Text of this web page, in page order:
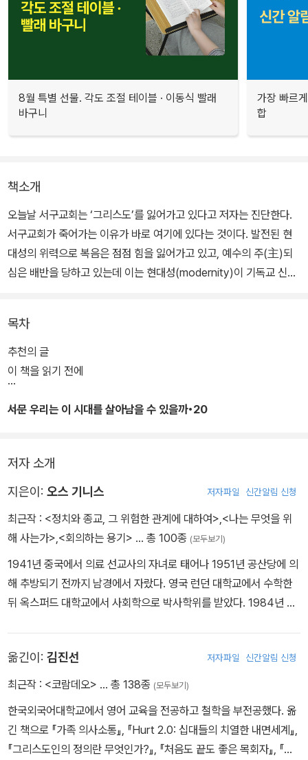
8월 특별 선물. 각도 조절 테이블 · 이동식 빨래
바구니
가장 빠르
합
책소개
오늘날 서구교회는 ‘그리스도’를 잃어가고 있다고 저자는 진단한다.
서구교회가 죽어가는 이유가 바로 여기에 있다는 것이다. 발전된 현
대성의 위력으로 복음은 점점 힘을 잃어가고 있고, 예수의 주(主)되
심은 배반을 당하고 있는데 이는 현대성(modernity)이 기독교 신앙
교회의 현실이라고 진단하지만 또한 한국교회의 현실이기도 하다. 오
스 기니스는 이 책에서 당신에게 “지금, 예수님이 주(主)인가, 현대성
의 세력들이 주인가?” 묻고 있다.
진보 세속주의와 급진 이슬람이 기승을 부리는 요즘의 상황에서 거침
한다. 어떤 대가를 치르더라도 모든 어려움에 맞서 복음을 신뢰하고,
복음에 순종하며 살아야 한다는 것이다. 발전된 현대세계에서 교회에
것이기 때문이다.
목차
추천의 글
이 책을 읽기 전에
서문 우리는 이 시대를 살아남을 수 있을까•20
저자 소개
지은이: 오스 기니스 저자파일 신간알림 신청
최근작 : <정치와 종교, 그 위험한 관계에 대하여> <나는 무엇을 위
해 사는가> <회의하는 용기> … 총 100종 (모두보기)
1941년 중국에서 의료 선교사의 자녀로 태어나 1951년 공산당에 의
해 추방되기 전까지 남경에서 자랐다. 영국 런던 대학교에서 수학한
뒤 옥스퍼드 대학교에서 사회학으로 박사학위를 받았다. 1984년 이
육, 출판을 목적으로 세워진 브루킹스 연구소의 객원 연구원과 미국
내 종교의 자유를 주 연구 대상으로 하는 단체인 윌리엄스버그 헌장
그 헌장(수정헌법 제1조의 종교적 자유에 대한 공식적인 200주년 기
념사)을 주도하여 통과시켰다. 1991년 트리니티 포럼을 창립하여 2
004년까지 고든 맥도널드와 함께 수석 연구원으로 활동했으며, 세
옮긴이: 김진선 저자파일 신간알림 신청
최근작 : <코람데오> … 총 138종 (모두보기)
한국외국어대학교에서 영어 교육을 전공하고 철학을 부전공했다. 옮
긴 책으로 『가족 의사소통』, 『Hurt 2.0: 십대들의 치열한 내면세계』,
『그리스도인의 정의란 무엇인가?』, 『처음도 끝도 좋은 목회자』, 『마